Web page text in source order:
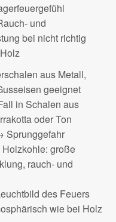
und
bei nicht richtig
aus Metall,
geeignet
in Schalen aus
oder Ton
Sprunggefahr
große
rauch- und
des Feuers
wie bei Holz